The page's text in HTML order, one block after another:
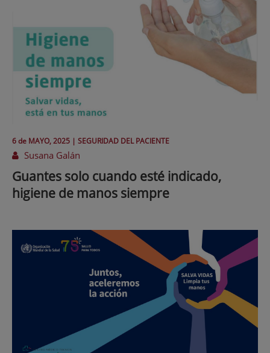
6 de MAYO, 2025 | SEGURIDAD DEL PACIENTE
Susana Galán
Guantes solo cuando esté indicado,
higiene de manos siempre